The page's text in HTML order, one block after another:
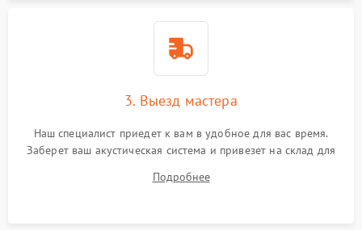
3. Выезд мастера
Наш специалист приедет к вам в удобное для вас время.
Заберет ваш акустическая система и привезет на склад для
Подробнее